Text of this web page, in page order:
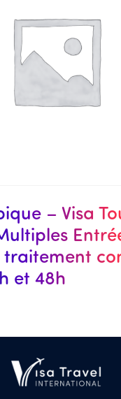
– Visa
traitement
et 48h